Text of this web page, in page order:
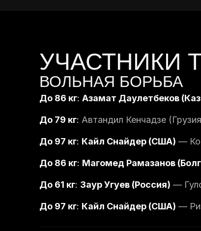
УЧАСТНИКИ
ВОЛЬНАЯ БОРЬБА
До 86 кг: Азамат Даулетбеков
До 79 кг: Автандил Кенчадзе
До 97 кг: Кайл Снайдер (США) —
До 86 кг: Магомед Рамазанов
До 61 кг: Заур Угуев (Россия) —
До 97 кг: Кайл Снайдер (США) —